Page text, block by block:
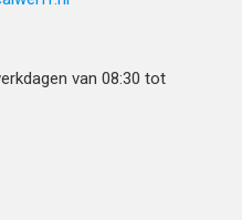
van 08:30 tot